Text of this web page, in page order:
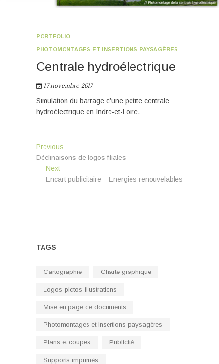
PORTFOLIO
PHOTOMONTAGES ET INSERTIONS PAYSAGÈRES
Centrale hydroélectrique
17 novembre 2017
Simulation du barrage d’une petite centrale
hydroélectrique en Indre-et-Loire.
Navigation
de
l’article
Previous
post:
Déclinaisons de logos filiales
NextNext
post:
Encart publicitaire – Energies renouvelables
TAGS
Cartographie Charte graphique
Logos-pictos-illustrations
Mise en page de documents
Photomontages et insertions paysagères
Plans et coupes Publicité
Supports imprimés